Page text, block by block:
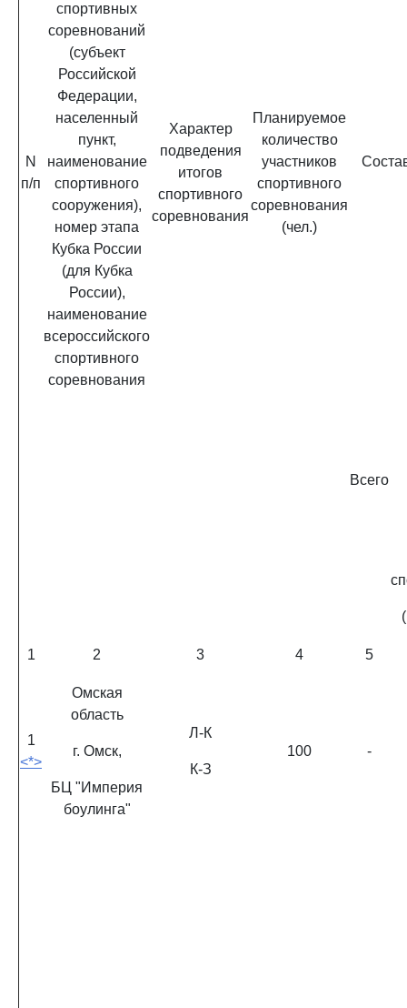
N
п/п
спортивных
соревнований
(субъект
Российской
Федерации,
населенный
пункт,
наименование
спортивного
сооружения),
номер этапа
Кубка России
(для Кубка
России),
наименование
всероссийского
спортивного
соревнования
Характер
подведения
итогов
спортивного
соревнования
Планируемое
количество
участников
спортивного
соревнования
(чел.)
Всего
1 2 3 4 5
1
<*>
Омская
область
г. Омск,
БЦ "Империя
боулинга"
Л-К
К-З
100 -